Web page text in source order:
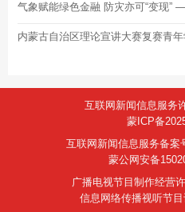
内蒙古自治区理论宣讲大赛复赛青
互联网新闻信息服务
蒙ICP备
互联网新闻信息服务备案
蒙公网安备
广播电视节目制作经营
信息网络传播视听节